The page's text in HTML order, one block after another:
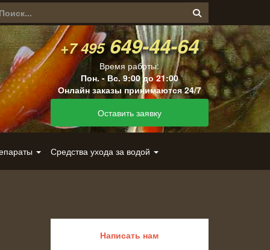
+7 495649-44-64
Время работы:
Пон. - Вс. 9:00 до 21:00
Онлайн заказы принимаются 24/7
Оставить заявку
Средства ухода за водой
Написать нам